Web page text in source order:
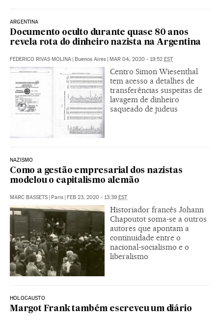
ARGENTINA
Documento oculto durante quase 80 anos
revela rota do dinheiro nazista na Argentina
FEDERICO RIVAS MOLINA | Buenos Aires | MAR 04, 2020 - 19:52 EST
Centro Simon Wiesenthal
tem acesso a detalhes de
transferências suspeitas de
lavagem de dinheiro
saqueado de judeus
NAZISMO
Como a gestão empresarial dos nazistas
modelou o capitalismo alemão
MARC BASSETS | Paris | FEB 23, 2020 - 13:39 EST
Historiador francês Johann
Chapoutot soma-se a outros
autores que apontam a
continuidade entre o
nacional-socialismo e o
liberalismo
HOLOCAUSTO
Margot Frank também escreveu um diário